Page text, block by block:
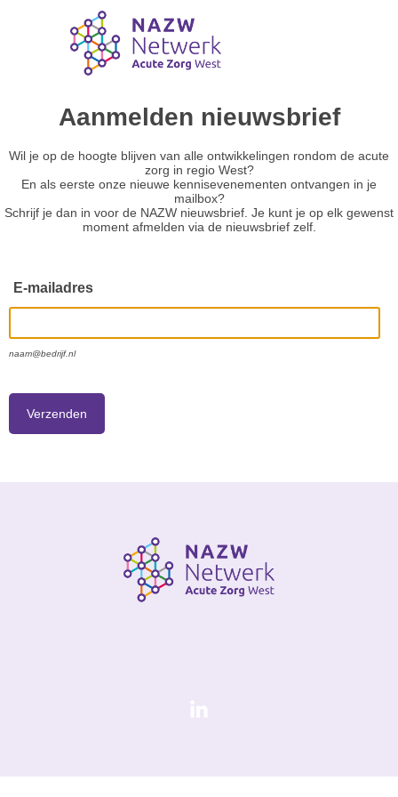
Aanmelden nieuwsbrief
Wil je op de hoogte blijven van alle ontwikkelingen rondom de acute
zorg in regio West?
En als eerste onze nieuwe kennisevenementen ontvangen in je
mailbox?
Schrijf je dan in voor de NAZW nieuwsbrief. Je kunt je op elk gewenst
moment afmelden via de nieuwsbrief zelf.
E-mailadres
naam@bedrijf.nl